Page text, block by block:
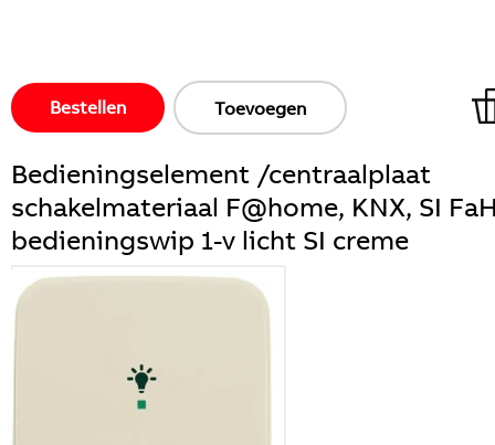
Bestellen Toevoegen
Bedieningselement /centraalplaat
schakelmateriaal F@home, KNX, SI
bedieningswip 1-v licht SI creme